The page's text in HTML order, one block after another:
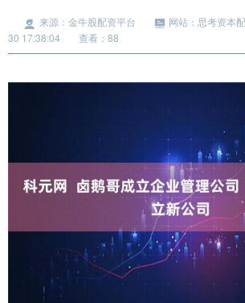
来源：金牛股配资平台 网站：思考资本
30 17:38:04
查看：88